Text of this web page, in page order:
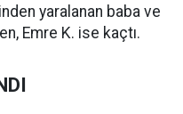
yaralanan baba ve
Emre K. ise kaçtı.